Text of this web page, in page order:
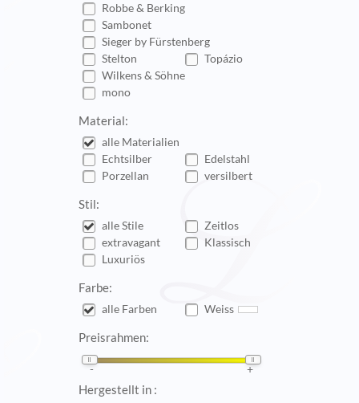
Robbe & Berking
Sambonet
Sieger by Fürstenberg
Stelton
Topázio
Wilkens & Söhne
mono
Material:
alle Materialien
Echtsilber
Edelstahl
Porzellan
versilbert
Stil:
alle Stile
Zeitlos
extravagant
Klassisch
Luxuriös
Farbe:
alle Farben Weiss
Preisrahmen:
Hergestellt in :